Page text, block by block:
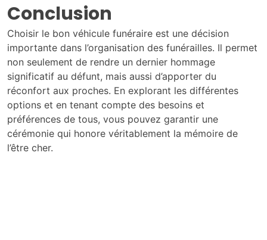
Conclusion
Choisir le bon véhicule funéraire est une décision
importante dans l’organisation des funérailles. Il permet
non seulement de rendre un dernier hommage
significatif au défunt, mais aussi d’apporter du
réconfort aux proches. En explorant les différentes
options et en tenant compte des besoins et
préférences de tous, vous pouvez garantir une
cérémonie qui honore véritablement la mémoire de
l’être cher.